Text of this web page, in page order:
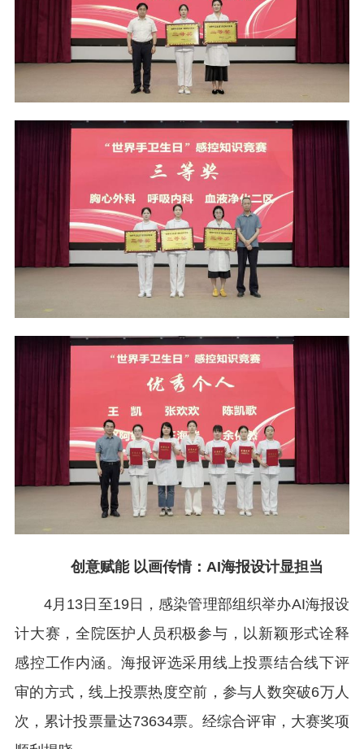
创意赋能 以画传情：AI海报设计显担当
4月13日至19日，感染管理部组织举办AI海报设
计大赛，全院医护人员积极参与，以新颖形式诠释
感控工作内涵。海报评选采用线上投票结合线下评
审的方式，线上投票热度空前，参与人数突破6万人
次，累计投票量达73634票。经综合评审，大赛奖项